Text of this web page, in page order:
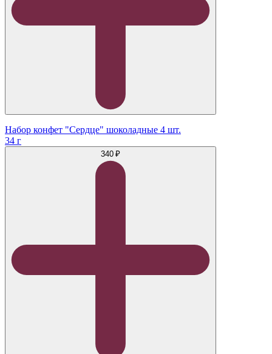
Набор конфет "Сердце" шоколадные 4 шт.
34 г
340 ₽